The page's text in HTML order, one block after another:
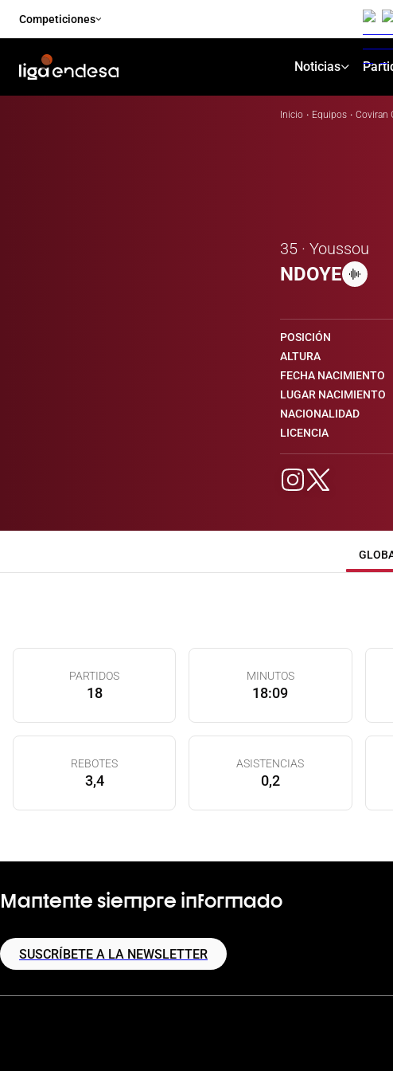
Competiciones
Noticias
Inicio · Equipos · Coviran
35 · Youssou
NDOYE
POSICIÓN
ALTURA
FECHA NACIMIENTO
LUGAR NACIMIENTO
NACIONALIDAD
LICENCIA
PARTIDOS
18
MINUTOS
18:09
REBOTES
3,4
ASISTENCIAS
0,2
Mantente siempre informado
SUSCRÍBETE A LA NEWSLETTER